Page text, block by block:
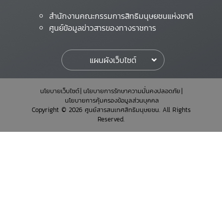
สำนักงานคณะกรรมการสิทธิมนุษยชนแห่งชาติ
ศูนย์ข้อมูลข่าวสารของทางราชการ
แผนผังเว็บไซต์
นโยบายเว็บไซต์ นโยบายการรักษาความมั่นคงปลอดภัย
นโยบายการคุ้มครองข้อมูลส่วนบุคคล
Copyright © 2026 ศูนย์สารสนเทศสิทธิมนุษยชน. All Rights
Reserved.